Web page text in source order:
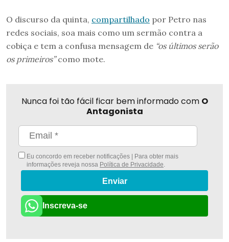
O discurso da quinta, compartilhado por Petro nas
redes sociais, soa mais como um sermão contra a
cobiça e tem a confusa mensagem de “os últimos serão
os primeiros”como mote.
Nunca foi tão fácil ficar bem informado com O
Antagonista
Eu concordo em receber notificações | Para obter mais
informações reveja nossa Política de Privacidade
Enviar
Inscreva-se